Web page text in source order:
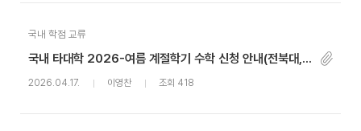
국내 학점 교류
국내 타대학 2026-여름 계절학기 수학 신청 안내(전북대, 동덕여대)(~4.22까지)
2026.04.17. 이영찬 조회 418